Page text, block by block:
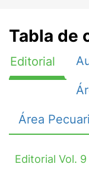
Tabla de
Editorial
Área
Editorial Vol.